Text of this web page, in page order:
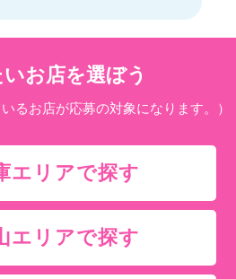
お店を選ぼう
るお店が応募の対象になります。）
エリアで探す
エリアで探す